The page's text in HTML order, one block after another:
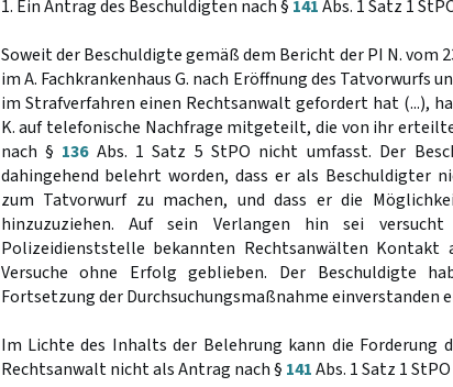
1. Ein Antrag des Beschuldigten nach § 141Abs. 1 Satz 1
Soweit der Beschuldigte gemäß dem Bericht der PI N. vom
im A. Fachkrankenhaus G. nach Eröffnung des Tatvorwurfs
im Strafverfahren einen Rechtsanwalt gefordert hat (...),
K. auf telefonische Nachfrage mitgeteilt, die von ihr
nach § 136Abs. 1 Satz 5 StPO nicht umfasst. Der
dahingehend belehrt worden, dass er als Beschuldigter
zum Tatvorwurf zu machen, und dass er die
hinzuzuziehen. Auf sein Verlangen hin sei
Polizeidienststelle bekannten Rechtsanwälten Kontakt
Versuche ohne Erfolg geblieben. Der Beschuldigte
Fortsetzung der Durchsuchungsmaßnahme einverstanden
Im Lichte des Inhalts der Belehrung kann die Forderung
Rechtsanwalt nicht als Antrag nach § 141Abs. 1 Satz 1